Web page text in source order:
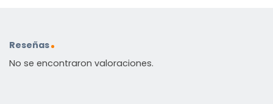
Reseñas
No se encontraron valoraciones.